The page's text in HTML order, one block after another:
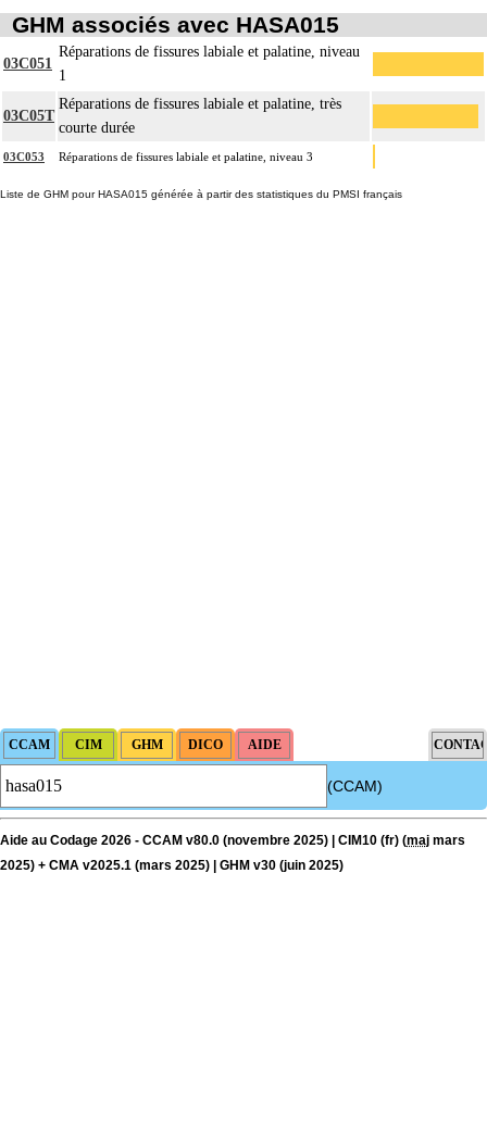
GHM associés avec HASA015
03C051
Réparations de fissures labiale et palatine, niveau
1
03C05T
Réparations de fissures labiale et palatine, très
courte durée
03C053 Réparations de fissures labiale et palatine, niveau 3
Liste de GHM pour HASA015 générée à partir des statistiques du PMSI français
(CCAM)
Aide au Codage 2026 - CCAM v80.0 (novembre 2025) | CIM10 (fr) (maj mars
2025) + CMA v2025.1 (mars 2025) | GHM v30 (juin 2025)